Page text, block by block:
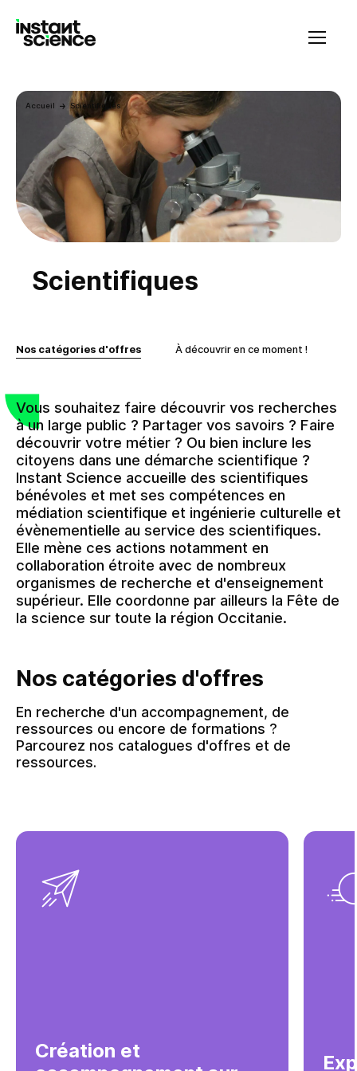
Accueil Scientifiques
Scientifiques
Nos catégories d'offres À découvrir en ce moment !
Vous souhaitez faire découvrir vos recherches
à un large public ? Partager vos savoirs ? Faire
découvrir votre métier ? Ou bien inclure les
citoyens dans une démarche scientifique ?
Instant Science accueille des scientifiques
bénévoles et met ses compétences en
médiation scientifique et ingénierie culturelle et
évènementielle au service des scientifiques.
Elle mène ces actions notamment en
collaboration étroite avec de nombreux
organismes de recherche et d'enseignement
supérieur. Elle coordonne par ailleurs la Fête de
la science sur toute la région Occitanie.
Nos catégories d'offres
En recherche d'un accompagnement, de
ressources ou encore de formations ?
Parcourez nos catalogues d'offres et de
ressources.
Création et